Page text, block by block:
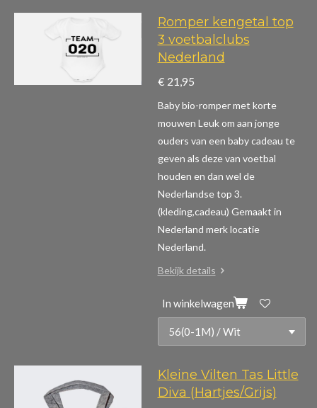
Romper kengetal top
3 voetbalclubs
Nederland
€ 21,95
Baby bio-romper met korte
mouwen Leuk om aan jonge
ouders van een baby cadeau te
geven als deze van voetbal
houden en dan wel de
Nederlandse top 3.
(kleding,cadeau) Gemaakt in
Nederland merk locatie
Nederland.
Bekijk details
In winkelwagen
Kleine Vilten Tas Little
Diva (Hartjes/Grijs)